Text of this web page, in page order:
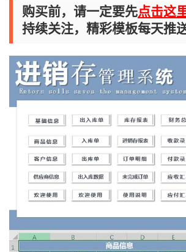
购买前，请一定要先点击这
持续关注，精彩模板每天推